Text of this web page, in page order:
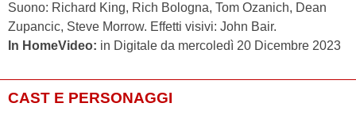
Suono: Richard King, Rich Bologna, Tom Ozanich, Dean
Zupancic, Steve Morrow. Effetti visivi: John Bair.
In HomeVideo: in Digitale da mercoledì 20 Dicembre 2023
CAST E PERSONAGGI